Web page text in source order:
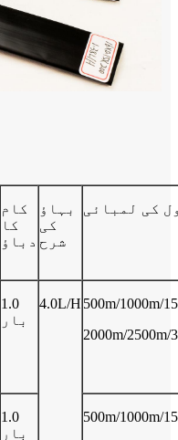
کام
کا
دباؤ
بہاؤ
کی
شرح
کی لمبائی
1.0
بار
4.0L/H 500m/1000m/
2000m/2500m/
1.0
بار
500m/1000m/